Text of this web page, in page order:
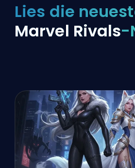
Lies die
Marvel Rivals-